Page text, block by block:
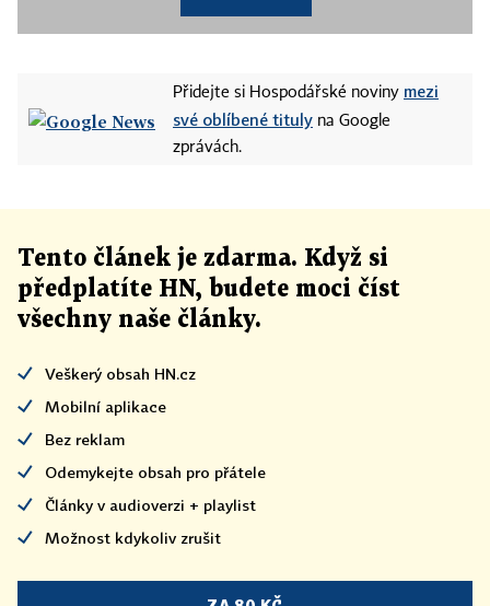
Přidejte si Hospodářské noviny mezi
své oblíbené tituly na Google
zprávách.
Tento článek je zdarma. Když si
předplatíte HN, budete moci číst
všechny naše články.
Veškerý obsah HN.cz
Mobilní aplikace
Bez reklam
Odemykejte obsah pro přátele
Články v audioverzi + playlist
Možnost kdykoliv zrušit